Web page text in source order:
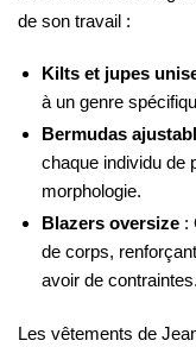
de son travail :
Kilts et jupes
à un genre
Bermudas
chaque individu de
morphologie.
Blazers oversize :
de corps,
avoir de contraintes.
Les vêtements de